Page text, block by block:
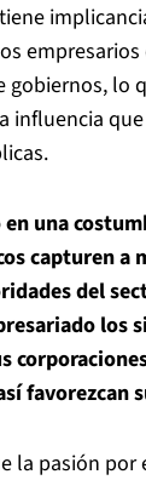
gobiernos, lo
influencia
una
capturen a
del
los
favorezcan
la pasión